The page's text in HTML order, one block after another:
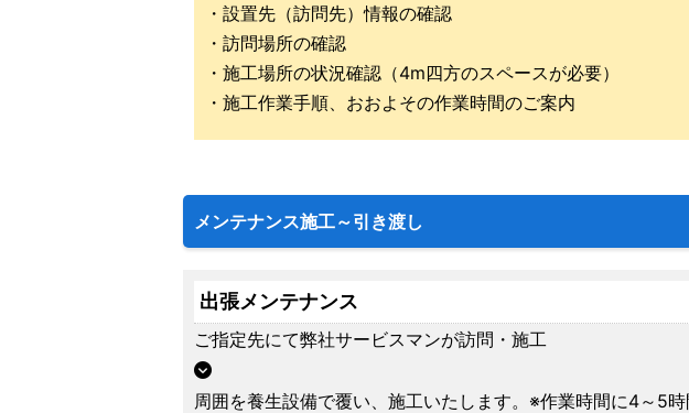
・設置先（訪問先）情報の確認
・訪問場所の確認
・施工場所の状況確認（4m四方のスペースが必要）
・施工作業手順、おおよその作業時間のご案内
メンテナンス施工～引き渡し
出張メンテナンス
ご指定先にて弊社サービスマンが訪問・施工
周囲を養生設備で覆い、施工いたします。※作業時間に4～5